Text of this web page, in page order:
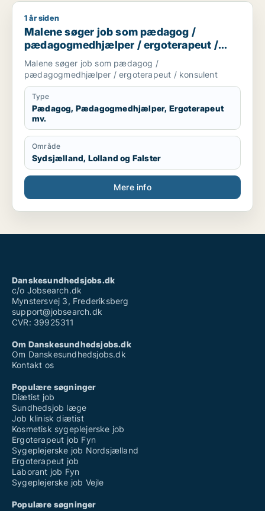
Malene søger job som pædagog / pædagogmedhjælper /
1 år siden
Malene søger job som pædagog /
pædagogmedhjælper / ergoterapeut /
konsulent
Malene søger job som pædagog /
pædagogmedhjælper / ergoterapeut / konsulent
Type
Pædagog, Pædagogmedhjælper, Ergoterapeut
mv.
Område
Sydsjælland, Lolland og Falster
Mere info
Danskesundhedsjobs.dk
c/o Jobsearch.dk
Mynstersvej 3, Frederiksberg
support@jobsearch.dk
CVR: 39925311
Om Danskesundhedsjobs.dk
Om Danskesundhedsjobs.dk
Kontakt os
Populære søgninger
Diætist job
Sundhedsjob læge
Job klinisk diætist
Kosmetisk sygeplejerske job
Ergoterapeut job Fyn
Sygeplejerske job Nordsjælland
Ergoterapeut job
Laborant job Fyn
Sygeplejerske job Vejle
Populære søgninger